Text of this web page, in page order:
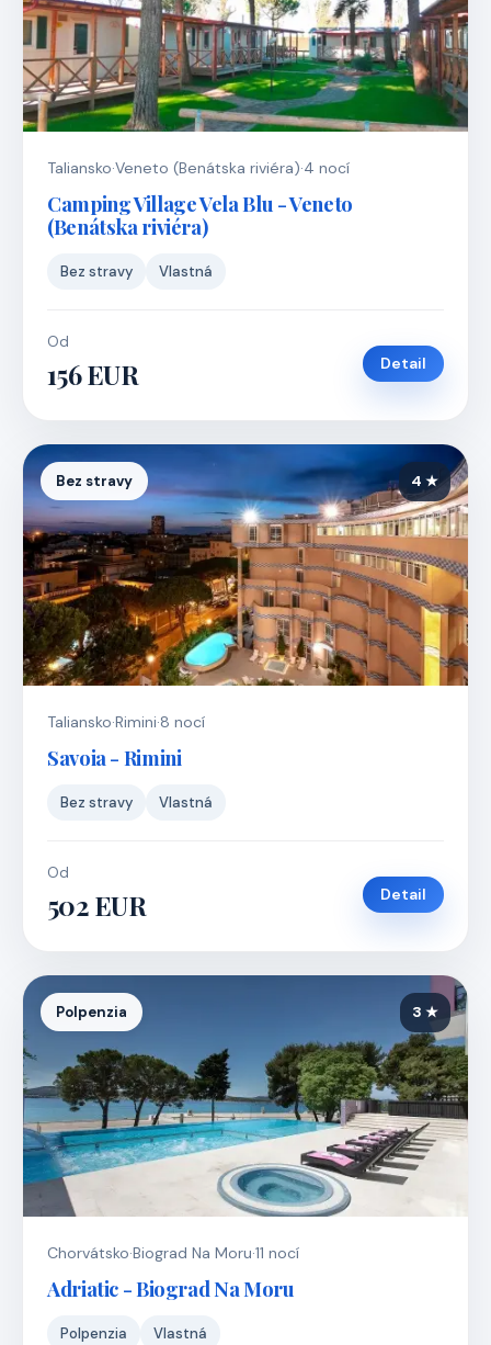
Taliansko·Veneto (Benátska riviéra)·4 nocí
Camping Village Vela Blu - Veneto
(Benátska riviéra)
Bez stravy Vlastná
Od
156 EUR Detail
Bez stravy 4 ★
Taliansko·Rimini·8 nocí
Savoia - Rimini
Bez stravy Vlastná
Od
502 EUR Detail
Polpenzia 3 ★
Chorvátsko·Biograd Na Moru·11 nocí
Adriatic - Biograd Na Moru
Polpenzia Vlastná